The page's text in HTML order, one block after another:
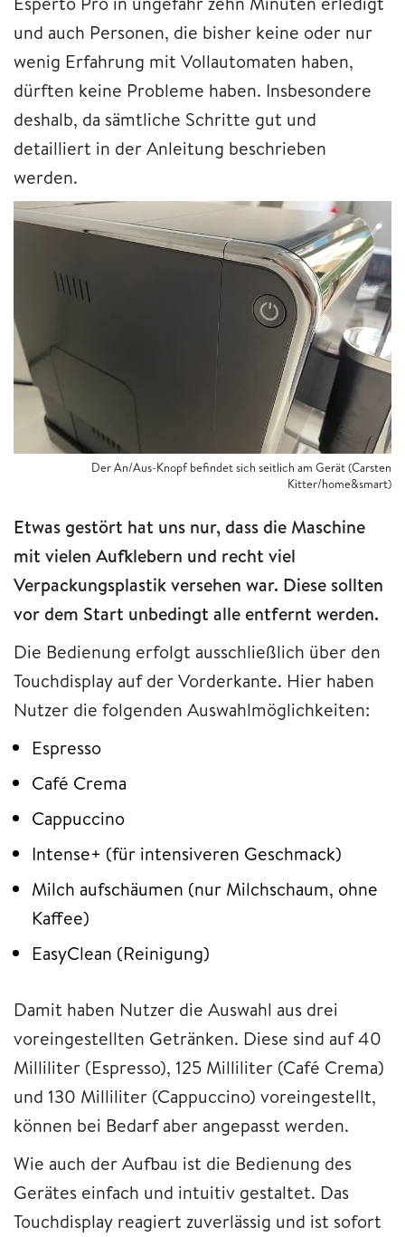
und auch Personen, die bisher keine oder nur
wenig Erfahrung mit Vollautomaten haben,
dürften keine Probleme haben. Insbesondere
deshalb, da sämtliche Schritte gut und
detailliert in der Anleitung beschrieben
werden.
Der An/Aus-Knopf befindet sich seitlich am Gerät (Carsten
Kitter/home&smart)
Etwas gestört hat uns nur, dass die Maschine
mit vielen Aufklebern und recht viel
Verpackungsplastik versehen war. Diese sollten
vor dem Start unbedingt alle entfernt werden.
Die Bedienung erfolgt ausschließlich über den
Touchdisplay auf der Vorderkante. Hier haben
Nutzer die folgenden Auswahlmöglichkeiten:
Espresso
Café Crema
Cappuccino
Intense+ (für intensiveren Geschmack)
Milch aufschäumen (nur Milchschaum, ohne
Kaffee)
EasyClean (Reinigung)
Damit haben Nutzer die Auswahl aus drei
voreingestellten Getränken. Diese sind auf 40
Milliliter (Espresso), 125 Milliliter (Café Crema)
und 130 Milliliter (Cappuccino) voreingestellt,
können bei Bedarf aber angepasst werden.
Wie auch der Aufbau ist die Bedienung des
Gerätes einfach und intuitiv gestaltet. Das
Touchdisplay reagiert zuverlässig und ist sofort